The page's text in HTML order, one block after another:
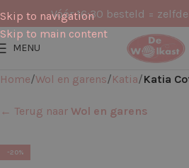
Skip to navigation
Skip to main content
Vóór 16:30 besteld =
MENU
Home Wol en garens Katia Katia
← Terug naar Wol en garens
-20%